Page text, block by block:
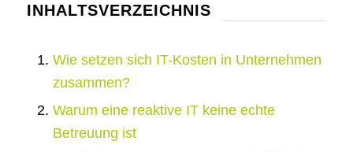
INHALTSVERZEICHNIS
Wie setzen sich IT-Kosten in Unternehmen
zusammen?
Warum eine reaktive IT keine echte
Betreuung ist